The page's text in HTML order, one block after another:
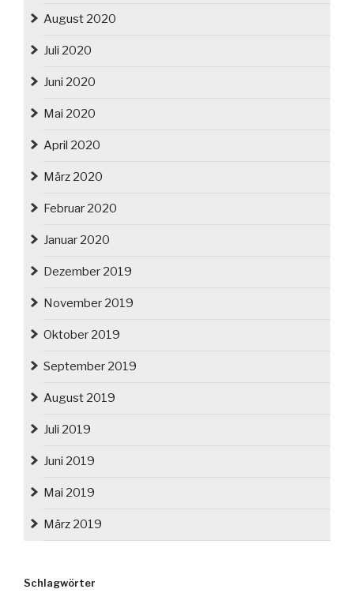
August 2020
Juli 2020
Juni 2020
Mai 2020
April 2020
März 2020
Februar 2020
Januar 2020
Dezember 2019
November 2019
Oktober 2019
September 2019
August 2019
Juli 2019
Juni 2019
Mai 2019
März 2019
Schlagwörter